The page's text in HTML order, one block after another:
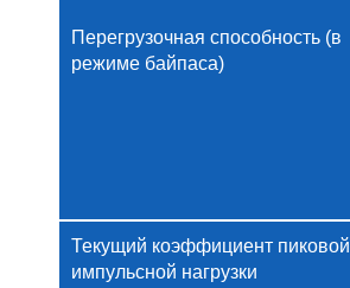
Перегрузочная способность (в
режиме байпаса)
Текущий коэффициент пиковой
импульсной нагрузки